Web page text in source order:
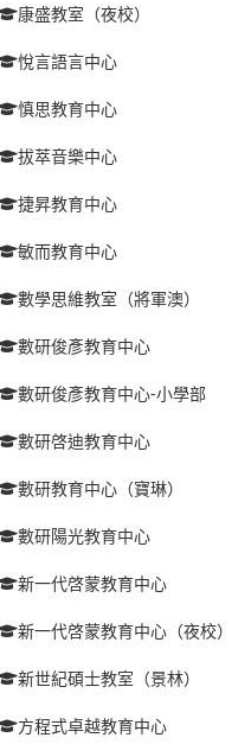
康盛教室（夜校）
悅言語言中心
慎思教育中心
拔萃音樂中心
捷昇教育中心
敏而教育中心
數學思維教室（將軍澳）
數研俊彥教育中心
數研俊彥教育中心-小學部
數研啓迪教育中心
數研教育中心（寶琳）
數研陽光教育中心
新一代啓蒙教育中心
新一代啓蒙教育中心（夜校）
新世紀碩士教室（景林）
方程式卓越教育中心